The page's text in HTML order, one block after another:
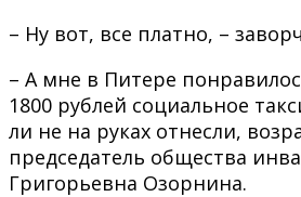
– Ну вот, все платно, –
– А мне в Питере
1800 рублей социальное
ли не на руках отнесли,
председатель общества
Григорьевна Озорнина.